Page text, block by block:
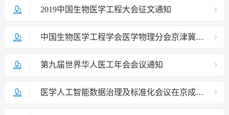
2019中国生物医学工程大会征文通知
中国生物医学工程学会医学物理分会京津冀+放射物理专业组第三十一次学术会议在京圆满落幕
第九届世界华人医工年会会议通知
医学人工智能数据治理及标准化会议在京成功举办